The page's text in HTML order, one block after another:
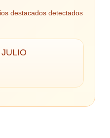
destacados detectados